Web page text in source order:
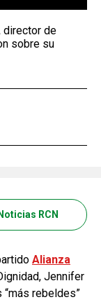
director de
sobre su
RCN
Alianza
Jennifer
rebeldes”